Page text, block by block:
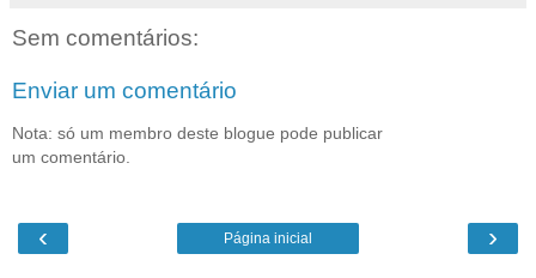
Sem comentários:
Enviar um comentário
Nota: só um membro deste blogue pode publicar
um comentário.
‹ ›
Página inicial